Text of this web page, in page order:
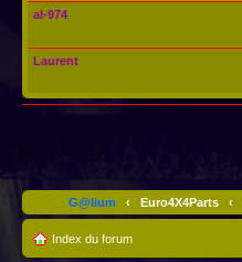
al-974
Laurent
G@lium ‹ Euro4X4Parts ‹
Index du forum